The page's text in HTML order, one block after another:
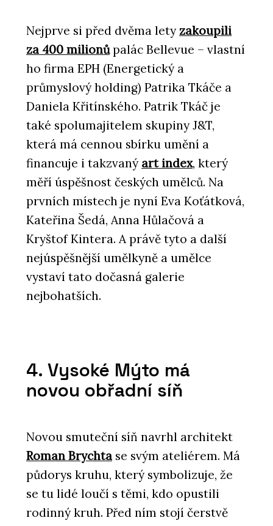
Nejprve si před dvěma lety zakoupili
za 400 milionůpalác Bellevue – vlastní
ho firma EPH (Energetický a
průmyslový holding) Patrika Tkáče a
Daniela Křitínského. Patrik Tkáč je
také spolumajitelem skupiny J&T,
která má cennou sbírku umění a
financuje i takzvaný art index, který
měří úspěšnost českých umělců. Na
prvních místech je nyní Eva Koťátková,
Kateřina Šedá, Anna Hůlačová a
Kryštof Kintera. A právě tyto a další
nejúspěšnější umělkyně a umělce
vystaví tato dočasná galerie
nejbohatších.
4. Vysoké Mýto má
novou obřadní síň
Novou smuteční síň navrhl architekt
Roman Brychta se svým ateliérem. Má
půdorys kruhu, který symbolizuje, že
se tu lidé loučí s těmi, kdo opustili
rodinný kruh. Před ním stojí čerstvě